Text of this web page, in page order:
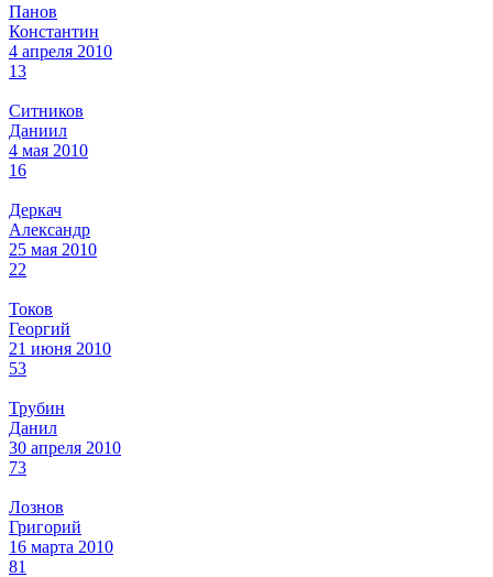
Панов
Константин
4 апреля 2010
13
Ситников
Даниил
4 мая 2010
16
Деркач
Александр
25 мая 2010
22
Токов
Георгий
21 июня 2010
53
Трубин
Данил
30 апреля 2010
73
Лознов
Григорий
16 марта 2010
81